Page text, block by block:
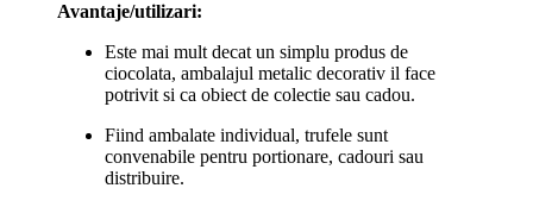
Avantaje/utilizari:
Este mai mult decat un simplu produs de
ciocolata, ambalajul metalic decorativ il face
potrivit si ca obiect de colectie sau cadou.
Fiind ambalate individual, trufele sunt
convenabile pentru portionare, cadouri sau
distribuire.